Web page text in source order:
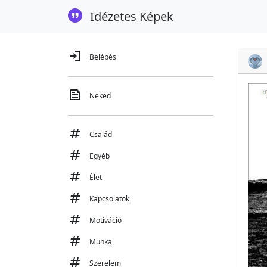
Idézetes Képek
login Belépés
feed Neked
tag Család
tag Egyéb
tag Élet
tag Kapcsolatok
tag Motiváció
tag Munka
tag Szerelem